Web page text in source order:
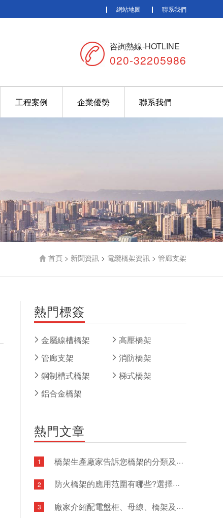
網站地圖 聯系我們
咨詢熱線-HOTLINE
020-32205986
工程案例 企業優勢 聯系我們
首頁 > 新聞資訊 > 電纜橋架資訊 > 管廊支架
熱門標簽
金屬線槽橋架
高壓橋架
管廊支架
消防橋架
鋼制槽式橋架
梯式橋架
鋁合金橋架
熱門文章
1 橋架生產廠家告訴您橋架的分類及功能有哪些?
2 防火橋架的應用范圍有哪些?選擇防火橋架應注意哪些要求呢?
3 廠家介紹配電盤柜、母線、橋架及配管工程安裝做法有哪些?